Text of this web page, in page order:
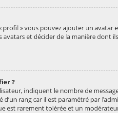
profil » vous pouvez ajouter un
et décider de la manière dont
?
indiquent le nombre de
rang car il est paramétré par
est rarement tolérée et un